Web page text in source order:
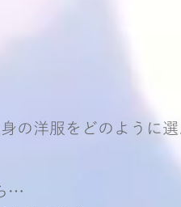
の洋服をどのように
…